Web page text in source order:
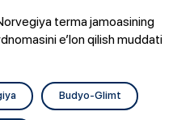
terma jamoasining
e’lon qilish muddati
Budyo-Glimt